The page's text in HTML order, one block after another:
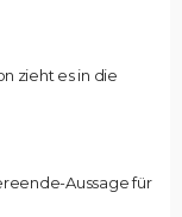
zieht es in die
Aussage für